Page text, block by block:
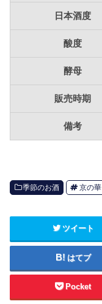
日本酒度
酸度
酵母
販売時期
備考
季節のお酒 京の華
ツイート
はてブ
Pocket